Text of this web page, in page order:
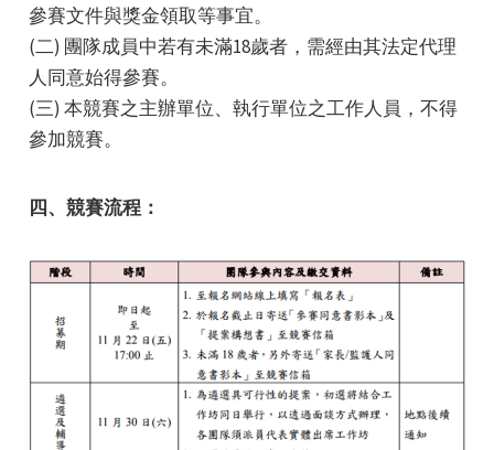
參賽文件與獎金領取等事宜。
(二) 團隊成員中若有未滿18歲者，需經由其法定代理
人同意始得參賽。
(三) 本競賽之主辦單位、執行單位之工作人員，不得
參加競賽。
四、競賽流程：